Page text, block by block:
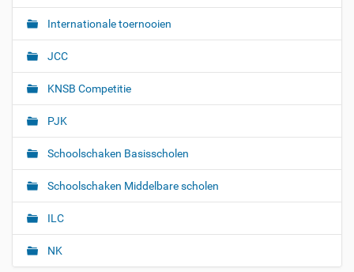
Internationale toernooien
JCC
KNSB Competitie
PJK
Schoolschaken Basisscholen
Schoolschaken Middelbare scholen
ILC
NK